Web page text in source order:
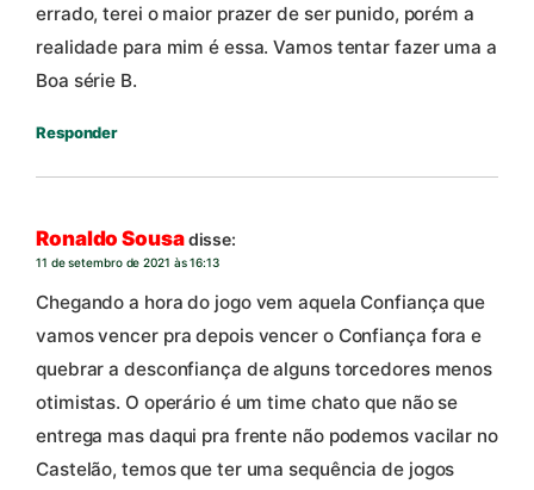
errado, terei o maior prazer de ser punido, porém a
realidade para mim é essa. Vamos tentar fazer uma a
Boa série B.
Responder
Ronaldo Sousadisse:
11 de setembro de 2021 às 16:13
Chegando a hora do jogo vem aquela Confiança que
vamos vencer pra depois vencer o Confiança fora e
quebrar a desconfiança de alguns torcedores menos
otimistas. O operário é um time chato que não se
entrega mas daqui pra frente não podemos vacilar no
Castelão, temos que ter uma sequência de jogos